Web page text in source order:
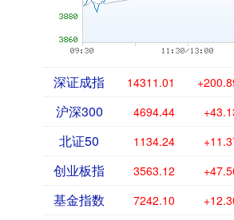
深证成指 14311.01
沪深300 4694.44
北证50 1134.24
创业板指 3563.12
基金指数 7242.10